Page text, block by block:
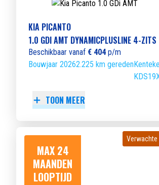
KIA PICANTO
1.0 GDI AMT DYNAMICPLUSLINE 4-ZITS
Beschikbaar vanaf € 404p/m
Bouwjaar 20262.225 km gereden
TOON MEER
MAX 24
MAANDEN
LOOPTIJD
Verwachte
Verwachte